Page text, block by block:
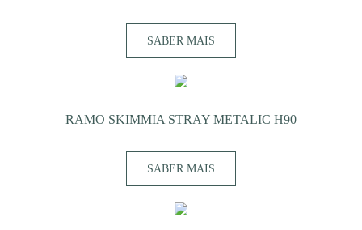
SABER MAIS
RAMO SKIMMIA STRAY METALIC H90
SABER MAIS